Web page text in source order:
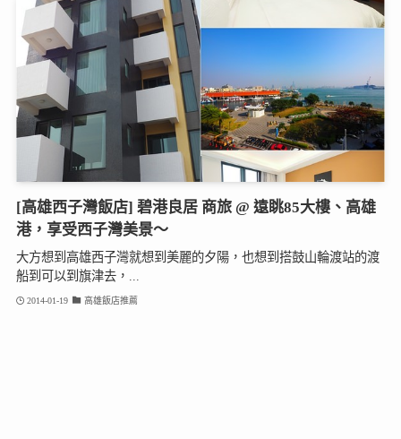
[高雄西子灣飯店] 碧港良居 商旅 @ 遠眺85大樓、高雄
港，享受西子灣美景～
大方想到高雄西子灣就想到美麗的夕陽，也想到搭鼓山輪渡站的渡
船到可以到旗津去，...
2014-01-19 高雄飯店推薦